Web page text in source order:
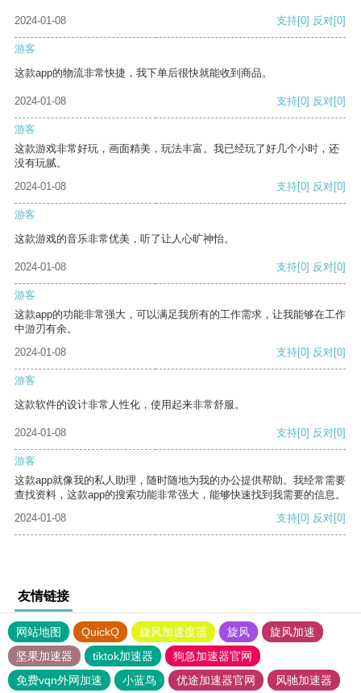
2024-01-08 支持[0] 反对[0]
游客
这款app的物流非常快捷，我下单后很快就能收到商品。
2024-01-08 支持[0] 反对[0]
游客
这款游戏非常好玩，画面精美，玩法丰富。我已经玩了好几个小时，还
没有玩腻。
2024-01-08
支持[0] 反对[0]
游客
这款游戏的音乐非常优美，听了让人心旷神怡。
2024-01-08 支持[0] 反对[0]
游客
这款app的功能非常强大，可以满足我所有的工作需求，让我能够在工作
中游刃有余。
2024-01-08
支持[0] 反对[0]
游客
这款软件的设计非常人性化，使用起来非常舒服。
2024-01-08 支持[0] 反对[0]
游客
这款app就像我的私人助理，随时随地为我的办公提供帮助。我经常需要
查找资料，这款app的搜索功能非常强大，能够快速找到我需要的信息。
2024-01-08
支持[0] 反对[0]
友情链接
网站地图 QuickQ 旋风加速度器 旋风
旋风加速
坚果加速器
tiktok加速器
狗急加速器官网
免费vqn外网加速
小蓝鸟 优途加速器官网 风驰加速器